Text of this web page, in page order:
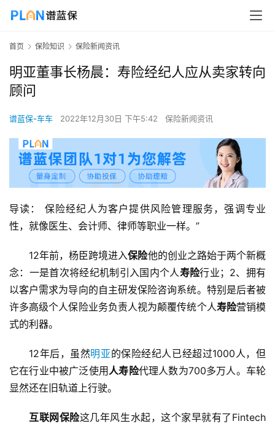
首页 保险知识 保险新闻资讯
明亚董事长杨晨：寿险经纪人应从卖家转向
顾问
谱蓝保-车车 2022年12月30日 下午5:42 保险新闻资讯
导读： 保险经纪人为客户提供风险管理服务，强调专业
性，就像医生、会计师、律师等职业一样。”
12年前，杨臣跨境进入保险他的创业之路始于两个新概
念：一是首次将经纪机制引入国内个人寿险行业；2、拥有
以客户需求为导向的自主研发保险咨询系统。特别是后者被
许多高级个人保险业务负责人视为颠覆传统个人寿险营销模
式的利器。
12年后，虽然明亚的保险经纪人已经超过1000人，但
它在行业中被广泛使用人寿险代理人数为700多万人。车轮
显然还在旧轨道上行驶。
互联网保险这几年风生水起，这个家早就有了Fintech